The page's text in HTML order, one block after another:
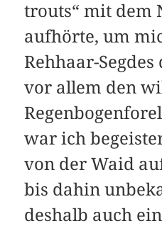
trouts“ mit dem
aufhörte, um
Rehhaar-
vor allem den
war ich
von der Waid
bis dahin
deshalb auch